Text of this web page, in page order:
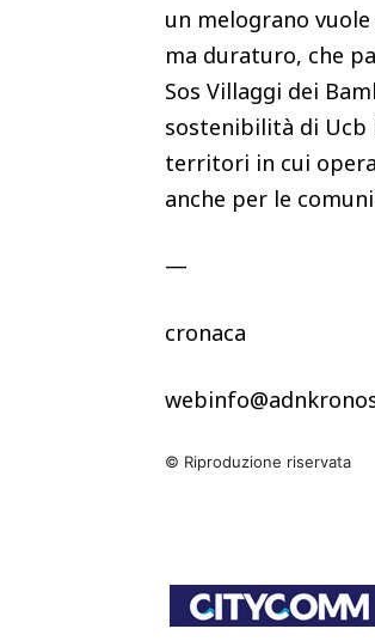
un melograno
ma duraturo, che
Sos Villaggi dei
sostenibilità di Ucb
territori in cui
anche per le
—
cronaca
© Riproduzione riservata